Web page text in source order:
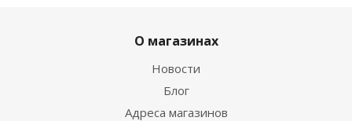
О магазинах
Новости
Блог
Адреса магазинов